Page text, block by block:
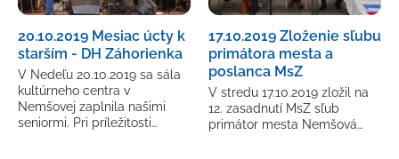
20.10.2019 Mesiac úcty k
starším - DH Záhorienka
V Nedeľu 20.10.2019 sa sála
kultúrneho centra v
Nemšovej zaplnila našimi
seniormi. Pri príležitosti…
17.10.2019 Zloženie sľubu
primátora mesta a
poslanca MsZ
V stredu 17.10.2019 zložil na
12. zasadnutí MsZ sľub
primátor mesta Nemšová…